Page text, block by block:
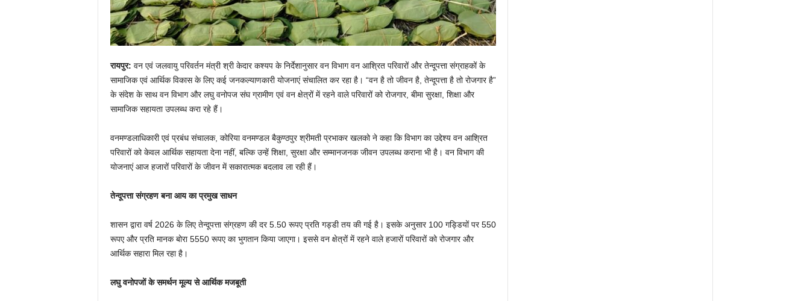
रायपुर: वन एवं जलवायु परिवर्तन मंत्री श्री केदार कश्यप के निर्देशानुसार वन विभाग वन आश्रित परिवारों और तेन्दूपत्ता संग्राहकों के
सामाजिक एवं आर्थिक विकास के लिए कई जनकल्याणकारी योजनाएं संचालित कर रहा है। “वन है तो जीवन है, तेन्दूपत्ता है तो रोजगार है”
के संदेश के साथ वन विभाग और लघु वनोपज संघ ग्रामीण एवं वन क्षेत्रों में रहने वाले परिवारों को रोजगार, बीमा सुरक्षा, शिक्षा और
सामाजिक सहायता उपलब्ध करा रहे हैं।
वनमण्डलाधिकारी एवं प्रबंध संचालक, कोरिया वनमण्डल बैकुण्ठपुर श्रीमती प्रभाकर खलको ने कहा कि विभाग का उद्देश्य वन आश्रित
परिवारों को केवल आर्थिक सहायता देना नहीं, बल्कि उन्हें शिक्षा, सुरक्षा और सम्मानजनक जीवन उपलब्ध कराना भी है। वन विभाग की
योजनाएं आज हजारों परिवारों के जीवन में सकारात्मक बदलाव ला रही हैं।
तेन्दूपत्ता संग्रहण बना आय का प्रमुख साधन
शासन द्वारा वर्ष 2026 के लिए तेन्दूपत्ता संग्रहण की दर 5.50 रूपए प्रति गड्डी तय की गई है। इसके अनुसार 100 गड्डियों पर 550
रूपए और प्रति मानक बोरा 5550 रूपए का भुगतान किया जाएगा। इससे वन क्षेत्रों में रहने वाले हजारों परिवारों को रोजगार और
आर्थिक सहारा मिल रहा है।
लघु वनोपजों के समर्थन मूल्य से आर्थिक मजबूती